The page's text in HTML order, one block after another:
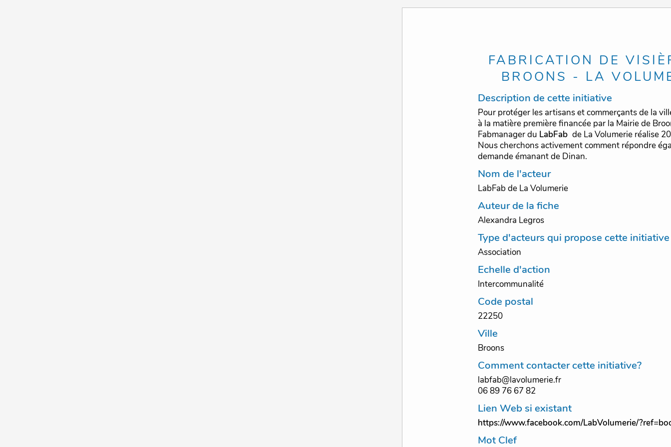
FABRICATION DE
BROONS - LA
Description de cette initiative
Pour protéger les artisans et commerçants de la
à la matière première financée par la Mairie de
Fabmanager du LabFab de La Volumerie réalise
Nous cherchons activement comment répondre
demande émanant de Dinan.
Nom de l'acteur
LabFab de La Volumerie
Auteur de la fiche
Alexandra Legros
Type d'acteurs qui propose cette initiative
Association
Echelle d'action
Intercommunalité
Code postal
22250
Ville
Broons
Comment contacter cette initiative?
labfab@lavolumerie.fr
06 89 76 67 82
Lien Web si existant
https://www.facebook.com/LabVolumerie/
Mot Clef